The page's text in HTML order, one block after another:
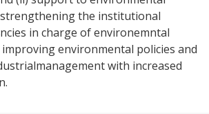
the institutional
in charge of environemntal
environmental policies and
with increased